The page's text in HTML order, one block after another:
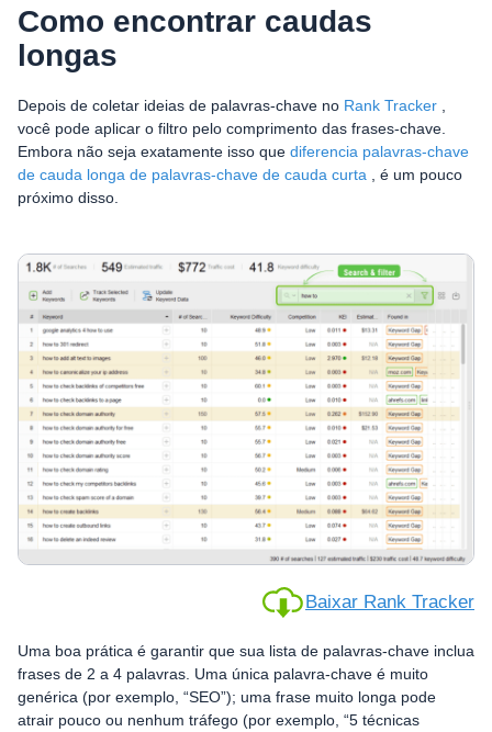
Como encontrar caudas
longas
Depois de coletar ideias de palavras-chave no Rank Tracker ,
você pode aplicar o filtro pelo comprimento das frases-chave.
Embora não seja exatamente isso que diferencia palavras-chave
de cauda longa de palavras-chave de cauda curta , é um pouco
próximo disso.
Baixar Rank Tracker
Uma boa prática é garantir que sua lista de palavras-chave inclua
frases de 2 a 4 palavras. Uma única palavra-chave é muito
genérica (por exemplo, “SEO”); uma frase muito longa pode
atrair pouco ou nenhum tráfego (por exemplo, “5 técnicas